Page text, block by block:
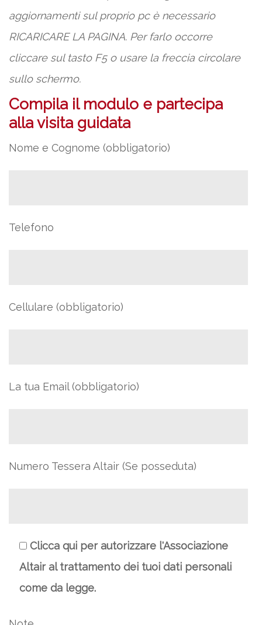
aggiornamenti sul proprio pc è necessario
RICARICARE LA PAGINA. Per farlo occorre
cliccare sul tasto F5 o usare la freccia circolare
sullo schermo.
Compila il modulo e partecipa
alla visita guidata
Nome e Cognome (obbligatorio)
Telefono
Cellulare (obbligatorio)
La tua Email (obbligatorio)
Numero Tessera Altair (Se posseduta)
Clicca qui per autorizzare l'Associazione
Altair al trattamento dei tuoi dati personali
come da legge.